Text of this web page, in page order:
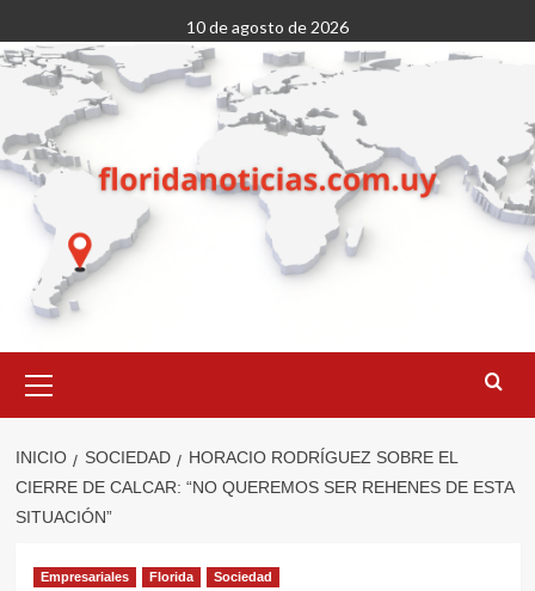
al
contenido
10 de agosto de 2026
primario
INICIO SOCIEDAD
HORACIO RODRÍGUEZ SOBRE EL
CIERRE DE CALCAR: “NO QUEREMOS SER REHENES DE ESTA
SITUACIÓN”
Empresariales Florida Sociedad